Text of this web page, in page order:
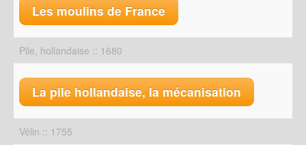
Les moulins de France
Pile, hollandaise :: 1680
La pile hollandaise, la mécanisation
Vélin :: 1755